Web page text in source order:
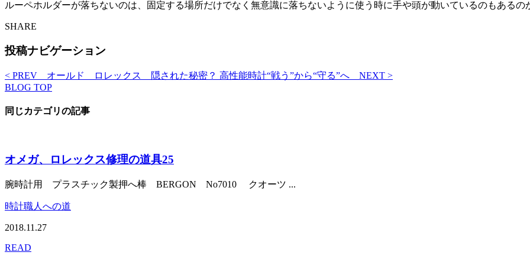
ルーペホルダーが落ちないのは、固定する場所だけでなく無意識に落ちないように使う時に手や頭が動いているのもあるの
SHARE
投稿ナビゲーション
< PREV オールド ロレックス 隠された秘密？ 高性能時計“戦う”から“守る”へ NEXT >
BLOG TOP
同じカテゴリの記事
オメガ、ロレックス修理の道具25
腕時計用 プラスチック製押へ棒 BERGON No7010 クオーツ ...
時計職人への道
2018.11.27
READ